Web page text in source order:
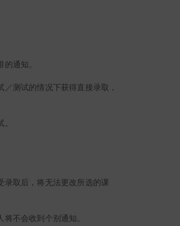
通知。
测试的情况下获得直接录取，
录取后，将无法更改所选的课
不会收到个别通知。